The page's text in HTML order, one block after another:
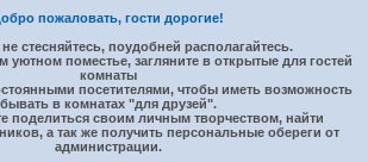
пожаловать, гости дорогие!
стесняйтесь, поудобней располагайтесь.
уютном поместье, загляните в открытые для гостей
комнаты
посетителями, чтобы иметь возможность
бывать в комнатах "для друзей".
поделиться своим личным творчеством, найти
а так же получить персональные обереги от
администрации.